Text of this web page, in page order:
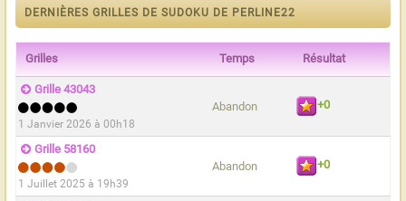
DERNIÈRES GRILLES DE SUDOKU DE PERLINE22
Grilles Temps Résultat
Grille 43043
1 Janvier 2026 à 00h18
Abandon +0
Grille 58160
1 Juillet 2025 à 19h39
Abandon +0